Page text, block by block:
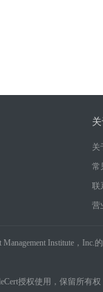
关
常
联
营
Management Institute，Inc.的
授权使用，保留所有权